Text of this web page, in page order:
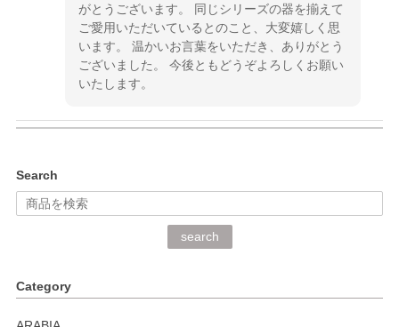
がとうございます。 同じシリーズの器を揃えて
ご愛用いただいているとのこと、大変嬉しく思
います。 温かいお言葉をいただき、ありがとう
ございました。 今後ともどうぞよろしくお願い
いたします。
深さや大きさがとてもちょうど良く、手に馴染み、洗いやす
く、他の柄も何枚かこちらで買い、毎食時に使用していま
く交換して下さいました。
Search
search
Category